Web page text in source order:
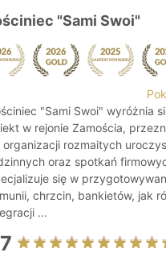
"Sami Swoi"
"Sami Swoi" wyróżnia
w rejonie Zamościa,
organizacji rozmaitych
oraz spotkań
się w
chrzcin, bankietów, jak
...